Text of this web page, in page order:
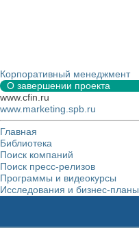
Корпоративный менеджмент
О завершении проекта
www.cfin.ru
www.marketing.spb.ru
Главная
Библиотека
Поиск компаний
Поиск пресс-релизов
Программы и видеокурсы
Исследования и бизнес-планы